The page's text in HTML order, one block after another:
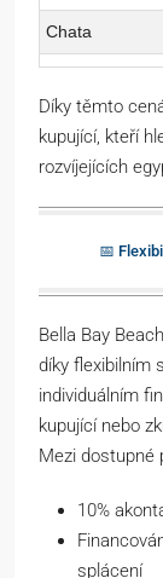
Chata
Díky těmto
kupující, kteří
rozvíjejících
📅
Bella Bay
díky flexibilním
individuálním
kupující nebo
Mezi dostupné
10%
splácení